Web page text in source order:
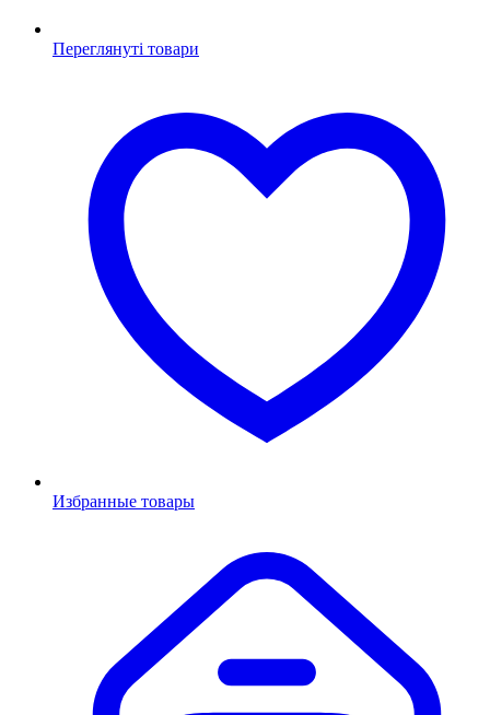
Переглянуті товари
Избранные товары